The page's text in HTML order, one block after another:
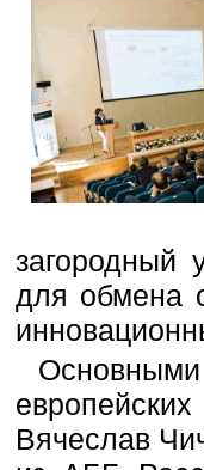
для обмена
Вячеслав